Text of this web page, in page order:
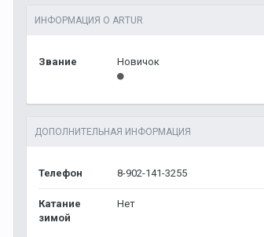
ИНФОРМАЦИЯ О ARTUR
Звание Новичок
ДОПОЛНИТЕЛЬНАЯ ИНФОРМАЦИЯ
Телефон 8-902-141-3255
Катание
зимой
Нет